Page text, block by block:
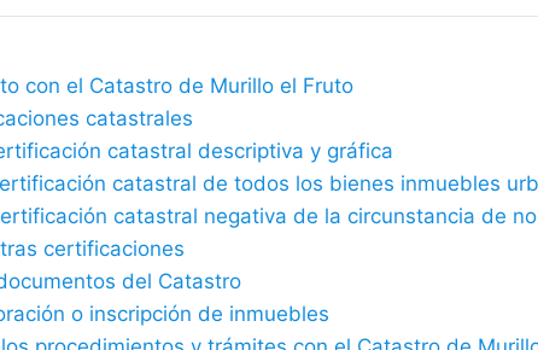
con el Catastro de Murillo el Fruto
catastrales
catastral descriptiva y gráfica
catastral de todos los bienes inmuebles
catastral negativa de la circunstancia de
certificaciones
del Catastro
o inscripción de inmuebles